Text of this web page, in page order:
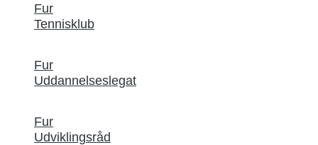
Fur
Tennisklub
Fur
Uddannelseslegat
Fur
Udviklingsråd